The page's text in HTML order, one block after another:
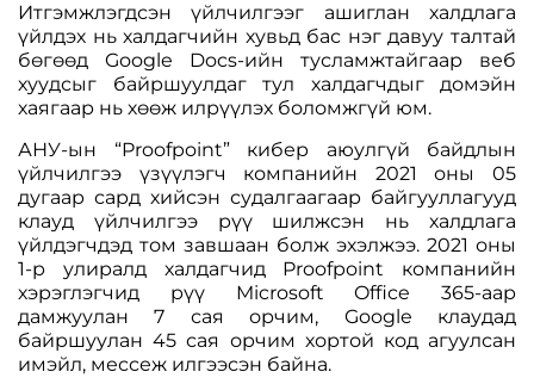
Итгэмжлэгдсэн үйлчилгээг ашиглан халдлага
үйлдэх нь халдагчийн хувьд бас нэг давуу талтай
бөгөөд Google Docs-ийн тусламжтайгаар веб
хуудсыг байршуулдаг тул халдагчдыг домэйн
хаягаар нь хөөж илрүүлэх боломжгүй юм.
АНУ-ын “Proofpoint” кибер аюулгүй байдлын
үйлчилгээ үзүүлэгч компанийн 2021 оны 05
дугаар сард хийсэн судалгаагаар байгууллагууд
клауд үйлчилгээ рүү шилжсэн нь халдлага
үйлдэгчдэд том завшаан болж эхэлжээ. 2021 оны
1-р улиралд халдагчид Proofpoint компанийн
хэрэглэгчид рүү Microsoft Office 365-аар
дамжуулан 7 сая орчим, Google клаудад
байршуулан 45 сая орчим хортой код агуулсан
имэйл, мессеж илгээсэн байна.